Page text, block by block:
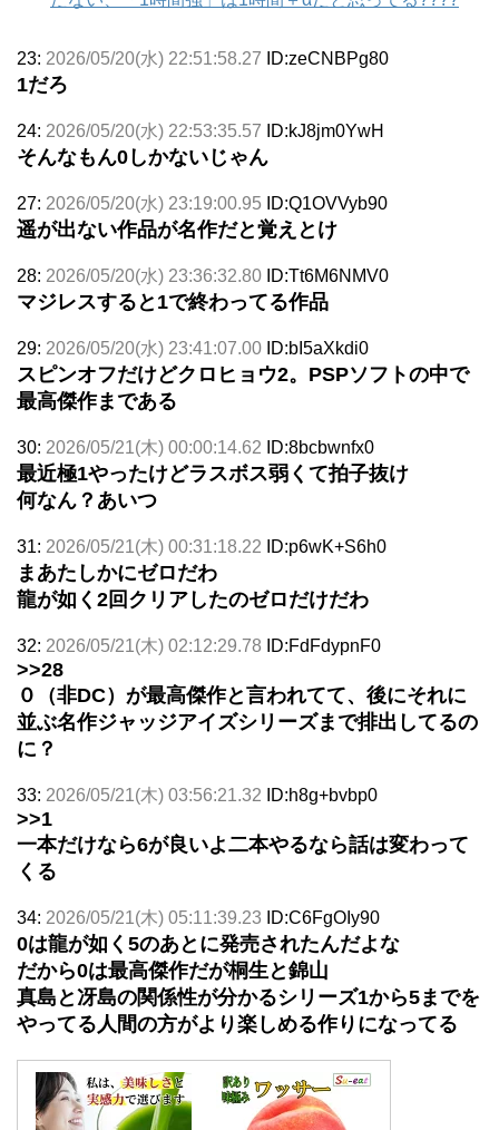
23: 2026/05/20(水) 22:51:58.27 ID:zeCNBPg80
1だろ
24: 2026/05/20(水) 22:53:35.57 ID:kJ8jm0YwH
そんなもん0しかないじゃん
27: 2026/05/20(水) 23:19:00.95 ID:Q1OVVyb90
遥が出ない作品が名作だと覚えとけ
28: 2026/05/20(水) 23:36:32.80 ID:Tt6M6NMV0
マジレスすると1で終わってる作品
29: 2026/05/20(水) 23:41:07.00 ID:bI5aXkdi0
スピンオフだけどクロヒョウ2。PSPソフトの中で
最高傑作まである
30: 2026/05/21(木) 00:00:14.62 ID:8bcbwnfx0
最近極1やったけどラスボス弱くて拍子抜け
何なん？あいつ
31: 2026/05/21(木) 00:31:18.22 ID:p6wK+S6h0
まあたしかにゼロだわ
龍が如く2回クリアしたのゼロだけだわ
32: 2026/05/21(木) 02:12:29.78 ID:FdFdypnF0
>>28
０（非DC）が最高傑作と言われてて、後にそれに
並ぶ名作ジャッジアイズシリーズまで排出してるの
に？
33: 2026/05/21(木) 03:56:21.32 ID:h8g+bvbp0
>>1
一本だけなら6が良いよ二本やるなら話は変わって
くる
34: 2026/05/21(木) 05:11:39.23 ID:C6FgOIy90
0は龍が如く5のあとに発売されたんだよな
だから0は最高傑作だが桐生と錦山
真島と冴島の関係性が分かるシリーズ1から5までを
やってる人間の方がより楽しめる作りになってる